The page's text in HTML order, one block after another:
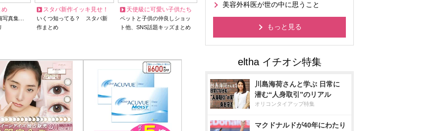
め
写真集…
スタバ新作イッキ見せ！
いくつ知ってる？ スタバ新
作まとめ
天使級に可愛い子供たち
ペットと子供の仲良しショッ
ト他、SNS話題キッズまとめ
美容外科医が世の中に思うこと
もっと見る
川島海荷さんと学ぶ 日常に
潜む“人身取引”のリアル
オリコンタイアップ特集
マクドナルドが40年にわたり